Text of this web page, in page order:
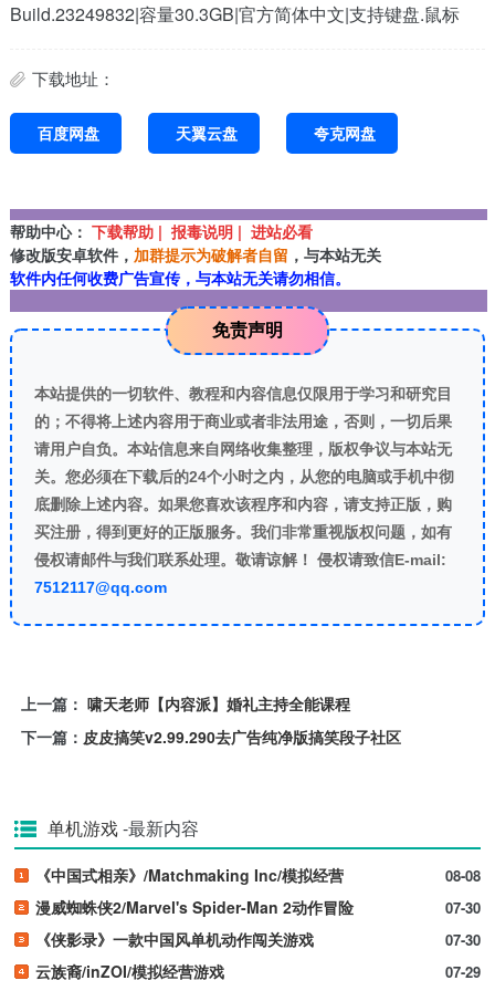
Build.23249832|容量30.3GB|官方简体中文|支持键盘.鼠标
下载地址：
百度网盘 天翼云盘 夸克网盘
帮助中心： 下载帮助 | 报毒说明 | 进站必看
修改版安卓软件， 加群提示为破解者自留 ，与本站无关
软件内任何收费广告宣传，与本站无关请勿相信。
免责声明
本站提供的一切软件、教程和内容信息仅限用于学习和研究目
的；不得将上述内容用于商业或者非法用途，否则，一切后果
请用户自负。本站信息来自网络收集整理，版权争议与本站无
关。您必须在下载后的24个小时之内，从您的电脑或手机中彻
底删除上述内容。如果您喜欢该程序和内容，请支持正版，购
买注册，得到更好的正版服务。我们非常重视版权问题，如有
侵权请邮件与我们联系处理。敬请谅解！ 侵权请致信E-mail:
7512117@qq.com
上一篇： 啸天老师【内容派】婚礼主持全能课程
下一篇： 皮皮搞笑v2.99.290去广告纯净版搞笑段子社区
单机游戏-最新内容
08-08
《中国式相亲》/Matchmaking Inc/模拟经营
07-30
漫威蜘蛛侠2/Marvel's Spider-Man 2动作冒险
07-30
《侠影录》一款中国风单机动作闯关游戏
07-29
云族裔/inZOI/模拟经营游戏